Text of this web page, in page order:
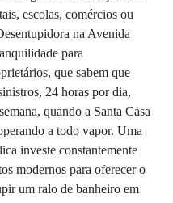
escolas, comércios ou
na Avenida
para
que sabem que
24 horas por dia,
quando a Santa Casa
a todo vapor. Uma
investe constantemente
modernos para oferecer o
um ralo de banheiro em